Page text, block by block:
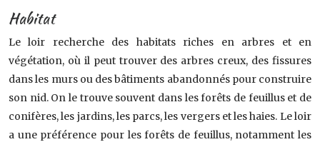
Habitat
Le loir recherche des habitats riches en arbres et en
végétation, où il peut trouver des arbres creux, des fissures
dans les murs ou des bâtiments abandonnés pour construire
son nid. On le trouve souvent dans les forêts de feuillus et de
conifères, les jardins, les parcs, les vergers et les haies. Le loir
a une préférence pour les forêts de feuillus, notamment les